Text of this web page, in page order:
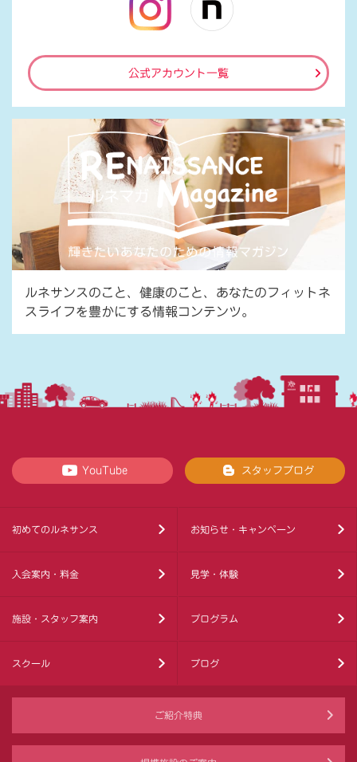
公式アカウント一覧
ルネサンスのこと、健康のこと、あなたのフィットネ
スライフを豊かにする情報コンテンツ。
YouTube スタッフブログ
初めてのルネサンス お知らせ・キャンペーン
入会案内・料金 見学・体験
施設・スタッフ案内 プログラム
スクール ブログ
ご紹介特典